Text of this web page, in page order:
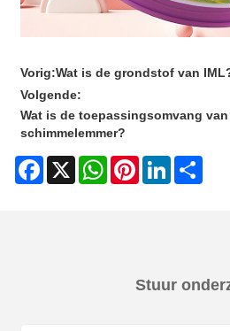
Vorig:Wat is de grondstof van
Volgende:
Wat is de toepassingsomvang
schimmelemmer?
Facebook
X WhatsAppPinterestLinkedIn
Stuur